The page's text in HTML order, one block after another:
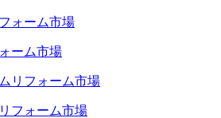
ーム市場
フォーム市場